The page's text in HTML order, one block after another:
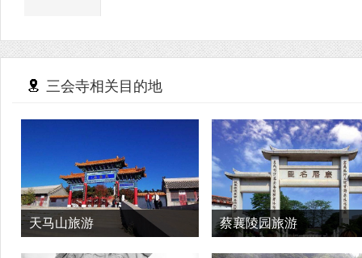
三会寺相关目的地
天马山旅游 蔡襄陵园旅游